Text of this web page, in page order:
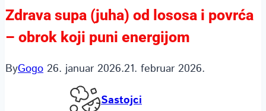
Zdrava supa (juha) od lososa i povrća
– obrok koji puni energijom
ByGogo 26. januar 2026.21. februar 2026.
Sastojci